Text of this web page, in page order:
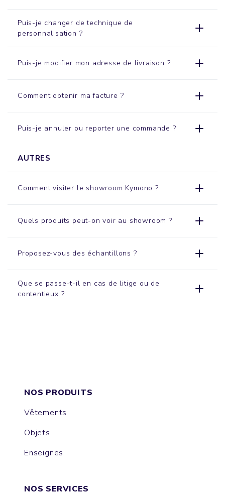
Puis-je changer de technique de
personnalisation ?
Puis-je modifier mon adresse de livraison ?
Comment obtenir ma facture ?
Puis-je annuler ou reporter une commande ?
AUTRES
Comment visiter le showroom Kymono ?
Quels produits peut-on voir au showroom ?
Proposez-vous des échantillons ?
Que se passe-t-il en cas de litige ou de
contentieux ?
NOS PRODUITS
Vêtements
Objets
Enseignes
NOS SERVICES